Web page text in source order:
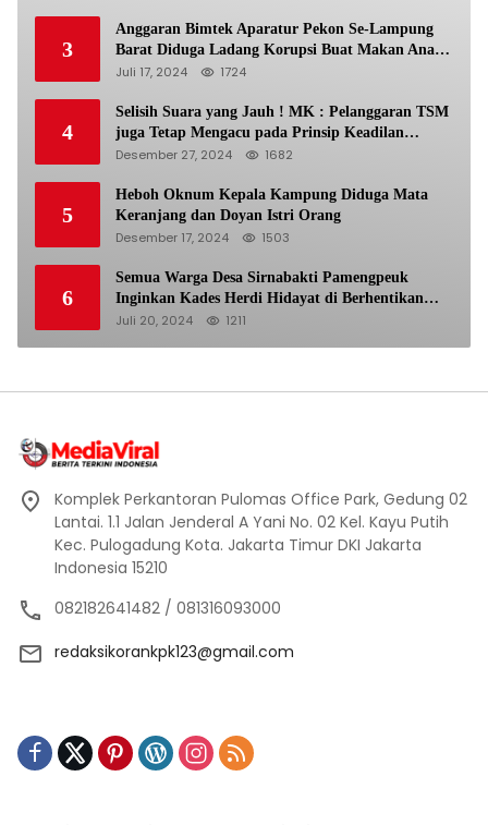
3
Anggaran Bimtek Aparatur Pekon Se-Lampung
Barat Diduga Ladang Korupsi Buat Makan Anak
Istri
Juli 17, 2024 1724
4
Selisih Suara yang Jauh ! MK : Pelanggaran TSM
juga Tetap Mengacu pada Prinsip Keadilan
Pemilu
Desember 27, 2024 1682
5
Heboh Oknum Kepala Kampung Diduga Mata
Keranjang dan Doyan Istri Orang
Desember 17, 2024 1503
6
Semua Warga Desa Sirnabakti Pamengpeuk
Inginkan Kades Herdi Hidayat di Berhentikan
Dari Jabatan nya
Juli 20, 2024 1211
Komplek Perkantoran Pulomas Office Park, Gedung 02
Lantai. 1.1 Jalan Jenderal A Yani No. 02 Kel. Kayu Putih
Kec. Pulogadung Kota. Jakarta Timur DKI Jakarta
Indonesia 15210
082182641482 / 081316093000
redaksikorankpk123@gmail.com